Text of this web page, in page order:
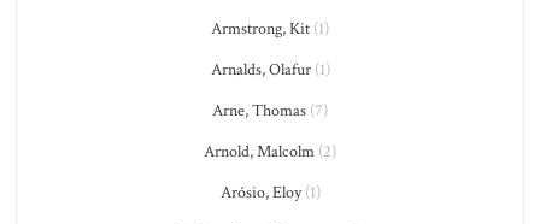
Armstrong, Kit (1)
Arnalds, Olafur(1)
Arne, Thomas (7)
Arnold, Malcolm (2)
Arósio, Eloy(1)